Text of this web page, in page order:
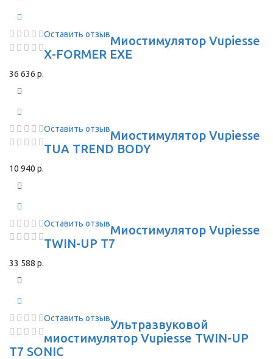
Оставить отзывМиостимулятор Vupiesse
X-FORMER EXE
36 636 р.
Оставить отзывМиостимулятор Vupiesse
TUA TREND BODY
10 940 р.
Оставить отзывМиостимулятор Vupiesse
TWIN-UP T7
33 588 р.
Оставить отзывУльтразвуковой
миостимулятор Vupiesse TWIN-UP
T7 SONIC